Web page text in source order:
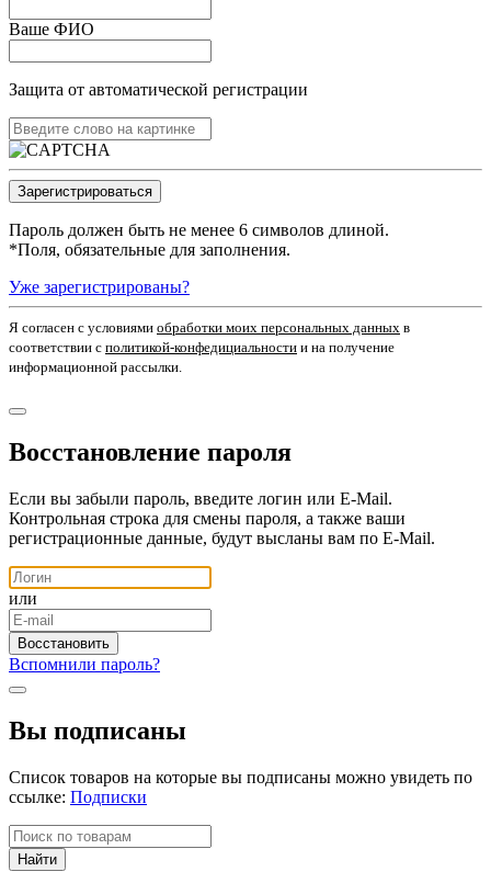
Ваше ФИО
Защита от автоматической регистрации
Пароль должен быть не менее 6 символов длиной.
*Поля, обязательные для заполнения.
Уже зарегистрированы?
Я согласен c условиями обработки моих персональных данных в
соответствии с политикой-конфедициальности и на получение
информационной рассылки.
Восстановление пароля
Если вы забыли пароль, введите логин или E-Mail.
Контрольная строка для смены пароля, а также ваши
регистрационные данные, будут высланы вам по E-Mail.
или
Вспомнили пароль?
Вы подписаны
Список товаров на которые вы подписаны можно увидеть по
ссылке: Подписки